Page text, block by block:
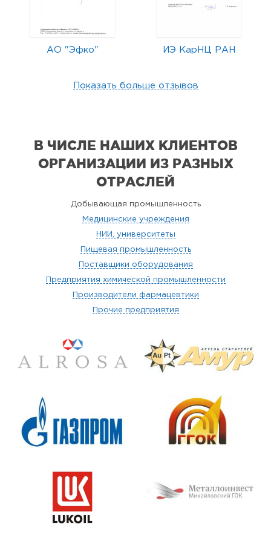
АО "Эфко" ИЭ КарНЦ РАН
Показать больше отзывов
В ЧИСЛЕ НАШИХ КЛИЕНТОВ
ОРГАНИЗАЦИИ ИЗ РАЗНЫХ
ОТРАСЛЕЙ
Добывающая промышленность
Медицинские учреждения
НИИ, университеты
Пищевая промышленность
Поставщики оборудования
Предприятия химической промышленности
Производители фармацевтики
Прочие предприятия